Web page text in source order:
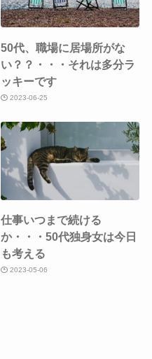
50代、職場に居場所がな
い？？・・・それは多分ラ
ッキーです
2023-06-25
仕事いつまで続ける
か・・・50代独身女は今日
も考える
2023-05-06